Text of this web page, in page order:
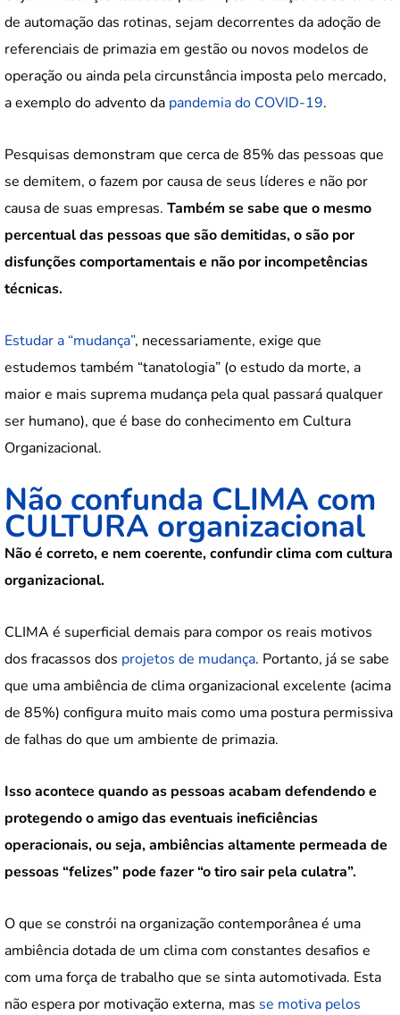
de automação das rotinas, sejam decorrentes da adoção de
referenciais de primazia em gestão ou novos modelos de
operação ou ainda pela circunstância imposta pelo mercado,
a exemplo do advento da pandemia do COVID-19.
Pesquisas demonstram que cerca de 85% das pessoas que
se demitem, o fazem por causa de seus líderes e não por
causa de suas empresas. Também se sabe que o mesmo
percentual das pessoas que são demitidas, o são por
disfunções comportamentais e não por incompetências
técnicas.
Estudar a “mudança”, necessariamente, exige que
estudemos também “tanatologia” (o estudo da morte, a
maior e mais suprema mudança pela qual passará qualquer
ser humano), que é base do conhecimento em Cultura
Organizacional.
Não confunda CLIMA com
CULTURA organizacional
Não é correto, e nem coerente, confundir clima com cultura
organizacional.
CLIMA é superficial demais para compor os reais motivos
dos fracassos dos projetos de mudança. Portanto, já se sabe
que uma ambiência de clima organizacional excelente (acima
de 85%) configura muito mais como uma postura permissiva
de falhas do que um ambiente de primazia.
Isso acontece quando as pessoas acabam defendendo e
protegendo o amigo das eventuais ineficiências
operacionais, ou seja, ambiências altamente permeada de
pessoas “felizes” pode fazer “o tiro sair pela culatra”.
O que se constrói na organização contemporânea é uma
ambiência dotada de um clima com constantes desafios e
com uma força de trabalho que se sinta automotivada. Esta
não espera por motivação externa, mas se motiva pelos